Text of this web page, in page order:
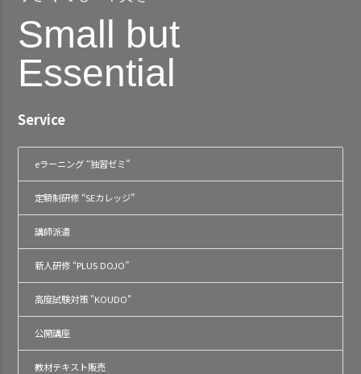
Small but
Essential
Service
eラーニング “独習ゼミ”
定額制研修 “SEカレッジ”
講師派遣
新人研修 “PLUS DOJO”
高度試験対策 "KOUDO"
公開講座
教材テキスト販売